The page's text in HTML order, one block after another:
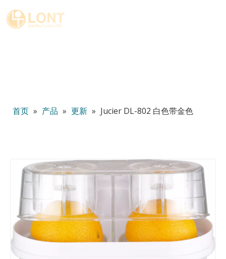
首页 » 产品 » 更新 » Jucier DL-802 白色带金色